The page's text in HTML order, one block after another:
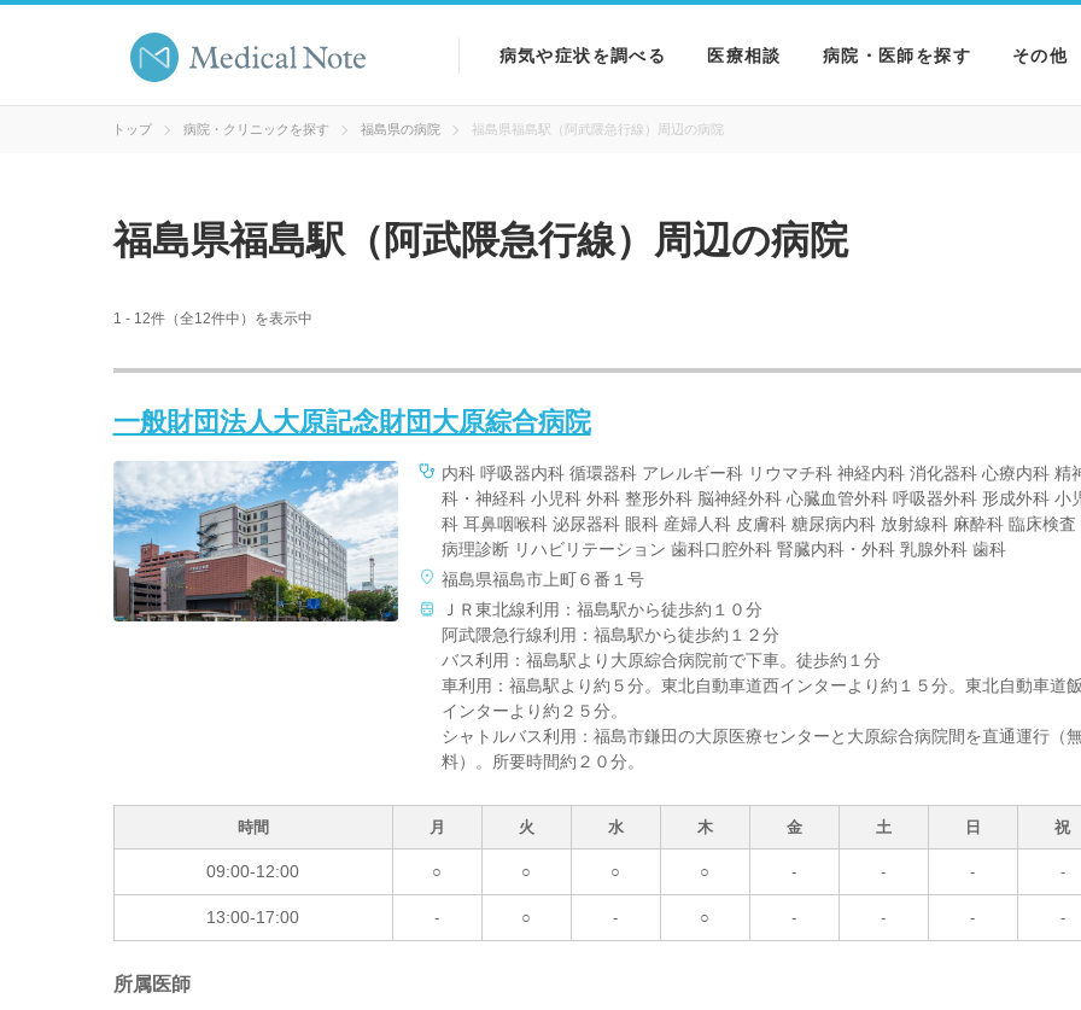
病気や症状を調べる
検査を調べる
医療相談 病院・医師を探す その他
トップ 病院・クリニックを探す 福島県の病院 福島県福島駅（阿武隈急行線）周辺の病院
福島県福島駅（阿武隈急行線）周辺の病院
1 - 12件（全12件中）を表示中
一般財団法人大原記念財団大原綜合病院
内科 呼吸器内科 循環器科 アレルギー科 リウマチ科 神経内科 消化器科 心療内科 精
科・神経科 小児科 外科 整形外科 脳神経外科 心臓血管外科 呼吸器外科 形成外科 小
科 耳鼻咽喉科 泌尿器科 眼科 産婦人科 皮膚科 糖尿病内科 放射線科 麻酔科 臨床検査
病理診断 リハビリテーション 歯科口腔外科 腎臓内科・外科 乳腺外科 歯科
福島県福島市上町６番１号
ＪＲ東北線利用：福島駅から徒歩約１０分
阿武隈急行線利用：福島駅から徒歩約１２分
バス利用：福島駅より大原綜合病院前で下車。徒歩約１分
車利用：福島駅より約５分。東北自動車道西インターより約１５分。東北自動車道
インターより約２５分。
シャトルバス利用：福島市鎌田の大原医療センターと大原綜合病院間を直通運行（無
料）。所要時間約２０分。
時間 月 火 水 木 金 土 日 祝
09:00-12:00 ○ ○ ○ ○ - - - -
13:00-17:00 - ○ - ○ - - - -
所属医師